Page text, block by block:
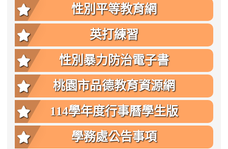
性別平等教育網
英打練習
性別暴力防治電子書
桃園市品德教育資源網
114學年度行事曆學生版
學務處公告事項